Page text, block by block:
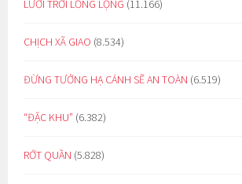
LƯỚI TRỜI LỒNG LỘNG (11.166)
CHỊCH XÃ GIAO (8.534)
ĐỪNG TƯỞNG HẠ CÁNH SẼ AN TOÀN (6.519)
“ĐẶC KHU” (6.382)
RỚT QUẦN (5.828)